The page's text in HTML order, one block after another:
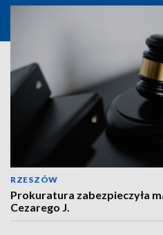
RZESZÓW
Prokuratura zabezpieczyła
Cezarego J.